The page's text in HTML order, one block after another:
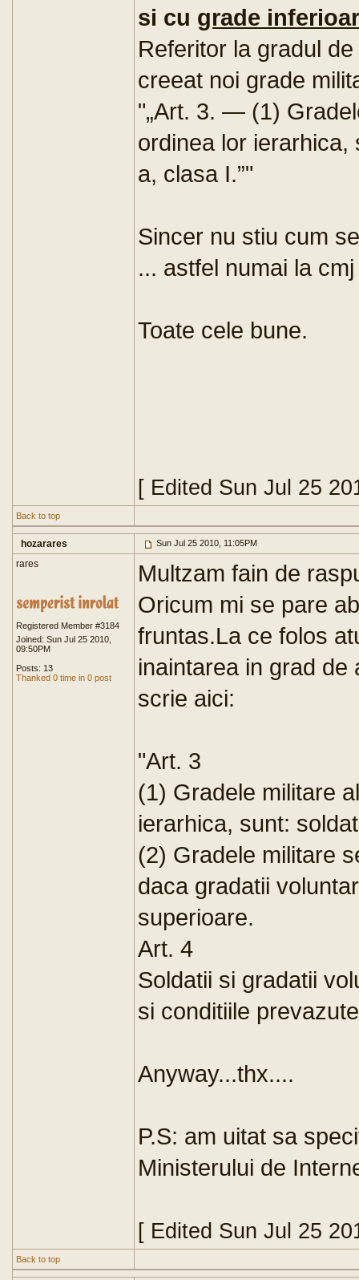
si cu grade
Referitor la gradul
creeat noi grade
"„Art. 3. — (1)
ordinea lor
a, clasa I.”"
Sincer nu stiu cum
... astfel numai la
Toate cele bune.
[ Edited Sun Jul 25
Back to top
hozarares Sun Jul 25 2010, 11:05PM
rares
Registered Member #3184
Joined: Sun Jul 25 2010,
09:50PM
Posts: 13
Thanked 0 time in 0 post
Multzam fain de
Oricum mi se pare
fruntas.La ce folos
inaintarea in grad
scrie aici:
"Art. 3
(1) Gradele militare
ierarhica, sunt:
(2) Gradele militare
daca gradatii
superioare.
Art. 4
Soldatii si gradatii
si conditiile
Anyway...thx....
P.S: am uitat sa
Ministerului de
[ Edited Sun Jul 25
Back to top